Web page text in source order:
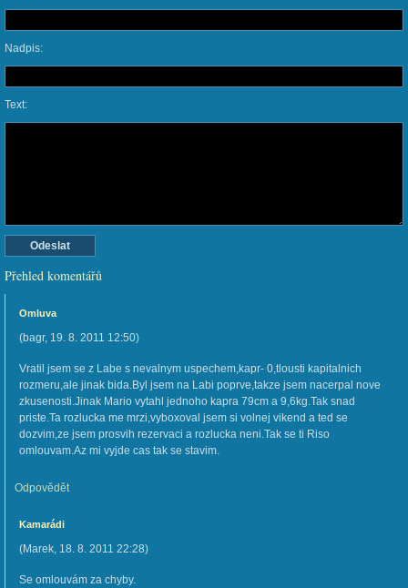
Nadpis:
Text:
Přehled komentářů
Omluva
(bagr, 19. 8. 2011 12:50)
Vratil jsem se z Labe s nevalnym uspechem,kapr- 0,tlousti kapitalnich
rozmeru,ale jinak bida.Byl jsem na Labi poprve,takze jsem nacerpal nove
zkusenosti.Jinak Mario vytahl jednoho kapra 79cm a 9,6kg.Tak snad
priste.Ta rozlucka me mrzi,vyboxoval jsem si volnej vikend a ted se
dozvim,ze jsem prosvih rezervaci a rozlucka neni.Tak se ti Riso
omlouvam.Az mi vyjde cas tak se stavim.
Odpovědět
Kamarádi
(Marek, 18. 8. 2011 22:28)
Se omlouvám za chyby.